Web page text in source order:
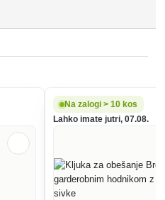
Na zalogi > 10 kos
Lahko imate jutri, 07.08.